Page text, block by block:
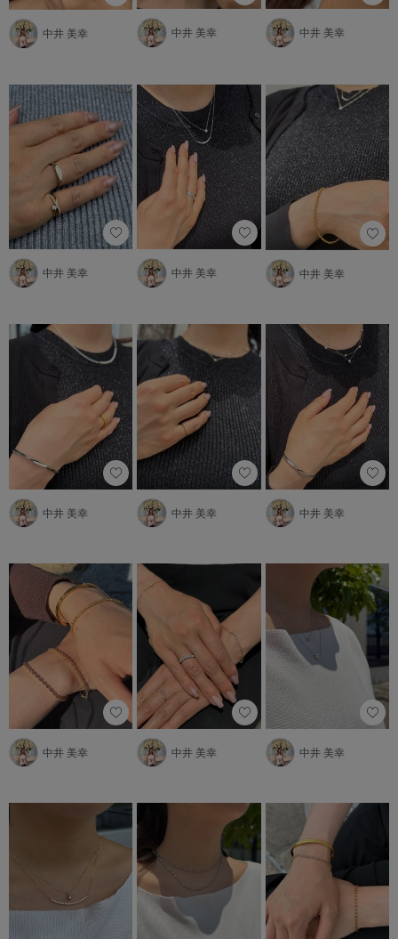
中井 美幸 中井 美幸 中井 美幸
中井 美幸 中井 美幸 中井 美幸
中井 美幸 中井 美幸 中井 美幸
中井 美幸 中井 美幸 中井 美幸